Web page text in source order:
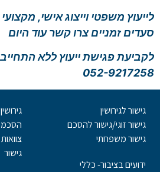
לייעוץ משפטי וייצוג אישי,
סעדים זמניים צרו קשר עוד היום
לקביעת פגישת ייעוץ ללא
052-9217258
גישור לגירושין
גישור זוגי/גישור להסכם
גישור משפחתי
ידועים בציבור- כללי
גירושין
גישור